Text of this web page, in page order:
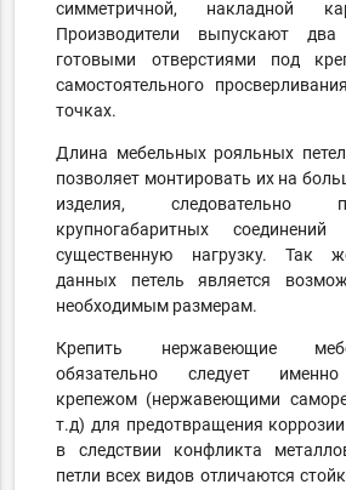
симметричной, накладной
Производители выпускают
готовыми отверстиями под
самостоятельного
точках.
Длина мебельных рояльных
позволяет монтировать их на
изделия, следовательно
крупногабаритных
существенную нагрузку. Так
данных петель является
необходимым размерам.
Крепить нержавеющие
обязательно следует
крепежом (нержавеющими
т.д) для предотвращения
в следствии конфликта
петли всех видов отличаются